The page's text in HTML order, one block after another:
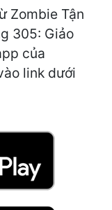
Zombie Tận
305: Giảo
của
link dưới